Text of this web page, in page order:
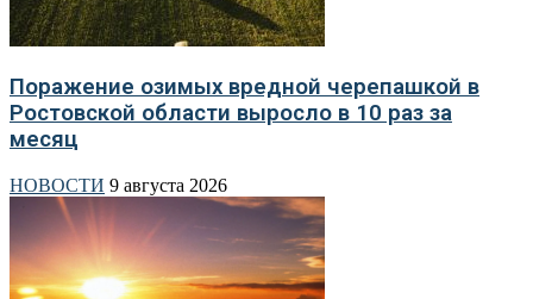
Поражение озимых вредной черепашкой в
Ростовской области выросло в 10 раз за
месяц
НОВОСТИ 9 августа 2026